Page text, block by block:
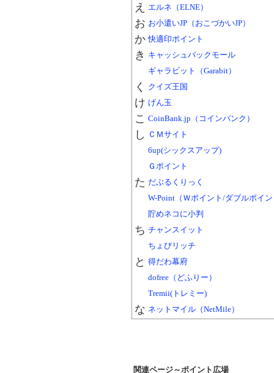
え エルネ（ELNE）
お お小遣いJP（おこづかいJP）
か 快適印ポイント
き キャッシュバックモール
ギャラビット（Garabit）
く クイズ王国
け げん玉
こ CoinBank.jp（コインバンク）
し
ＣＭサイト
6up(シックスアップ)
Ｇポイント
た だぶるくりっく
W-Point（Ｗポイント/ダブルポイ
貯めネコに小判
ち チャンスイット
ちょびリッチ
と 得だわ幕府
dofree（どふりー）
Tremii(トレミー)
な ネットマイル（NetMile）
関連ページ～ポイント広場